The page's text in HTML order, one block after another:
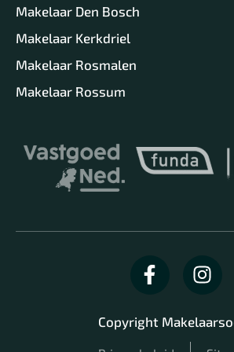
Makelaar Den Bosch
Makelaar Kerkdriel
Makelaar Rosmalen
Makelaar Rossum
Copyright